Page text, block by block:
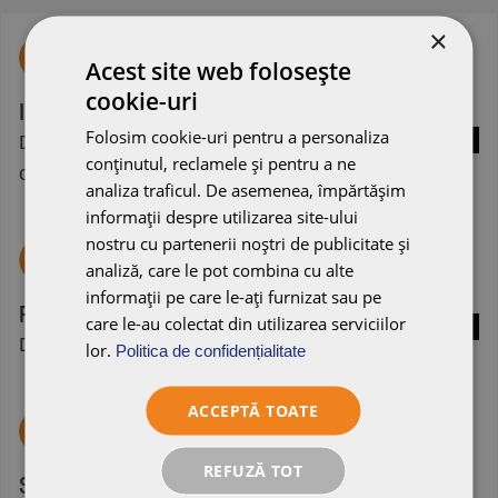
Instalare rapidă și ușoară
Datorită sistemului modern de îmbinare prin
clipsare
Paletă de culori armonizată
Disponibil în culori care se potrivesc cu țiglele
Soluție flexibilă pentru diverse nevoi
×
Acest site web folosește
cookie-uri
Folosim cookie-uri pentru a personaliza
conținutul, reclamele și pentru a ne
analiza traficul. De asemenea, împărtășim
informații despre utilizarea site-ului
nostru cu partenerii noștri de publicitate și
analiză, care le pot combina cu alte
informații pe care le-ați furnizat sau pe
care le-au colectat din utilizarea serviciilor
lor. Politica de confidențialitate
ACCEPTĂ TOATE
REFUZĂ TOT